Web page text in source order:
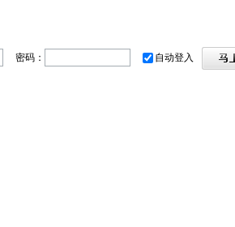
密码： 自动登入